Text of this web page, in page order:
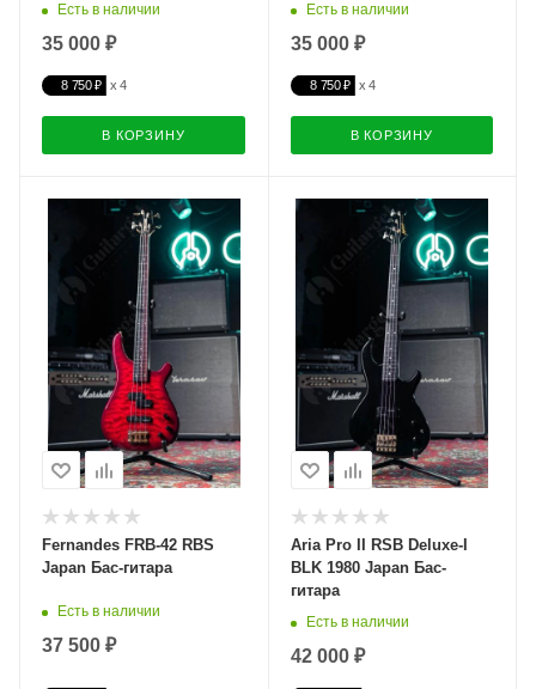
Есть в наличии
35 000 ₽
8 750 ₽
В КОРЗИНУ
Есть в наличии
35 000 ₽
8 750 ₽
В КОРЗИНУ
Fernandes FRB-42 RBS
Japan Бас-гитара
Есть в наличии
37 500 ₽
Aria Pro II RSB Deluxe-I
BLK 1980 Japan Бас-
гитара
Есть в наличии
42 000 ₽